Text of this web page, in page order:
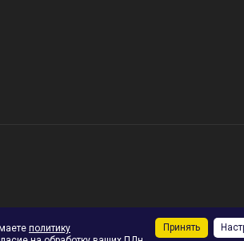
политику
Принять